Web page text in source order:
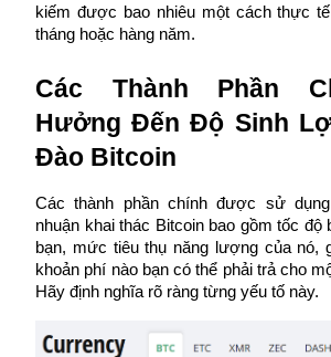
TradFi
Phái sinh cổ phiếu, ngoại hối, kim loại
Futures sử dụng USDC làm tài sản thế
kiếm được bao nhiêu một cách thực
tháng hoặc hàng năm.
Các Thành Phần
Hưởng Đến Độ Sinh
Đào Bitcoin
Các thành phần chính được sử
nhuận khai thác Bitcoin bao gồm tốc độ
bạn, mức tiêu thụ năng lượng của nó,
khoản phí nào bạn có thể phải trả cho
Hãy định nghĩa rõ ràng từng yếu tố này.